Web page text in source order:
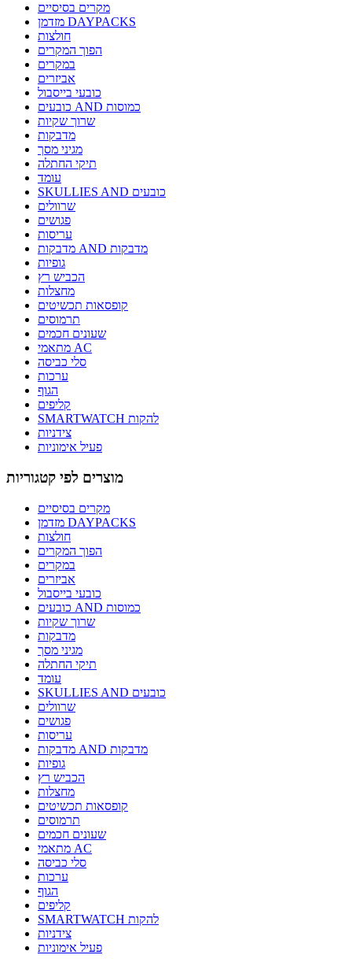
מקרים בסיסיים
מזדמן DAYPACKS
חולצות
הפוך המקרים
במקרים
אביזרים
כובעי בייסבול
כובעים AND כמוסות
שרוך שקיות
מדבקות
מגיני מסך
תיקי החתלה
עומד
SKULLIES AND כובעים
שרוולים
פגושים
עריסות
מדבקות AND מדבקות
גופיות
הכביש רץ
מחצלות
קופסאות תכשיטים
תרמוסים
שעונים חכמים
מתאמי AC
סלי כביסה
ערכות
הגוף
קליפים
SMARTWATCH להקות
צידניות
פעיל אימוניות
מוצרים לפי קטגוריות
מקרים בסיסיים
מזדמן DAYPACKS
חולצות
הפוך המקרים
במקרים
אביזרים
כובעי בייסבול
כובעים AND כמוסות
שרוך שקיות
מדבקות
מגיני מסך
תיקי החתלה
עומד
SKULLIES AND כובעים
שרוולים
פגושים
עריסות
מדבקות AND מדבקות
גופיות
הכביש רץ
מחצלות
קופסאות תכשיטים
תרמוסים
שעונים חכמים
מתאמי AC
סלי כביסה
ערכות
הגוף
קליפים
SMARTWATCH להקות
צידניות
פעיל אימוניות